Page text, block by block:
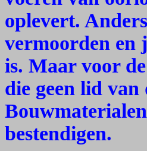
oplevert.
vermoorden en
is. Maar voor
die geen lid
bestendigen.